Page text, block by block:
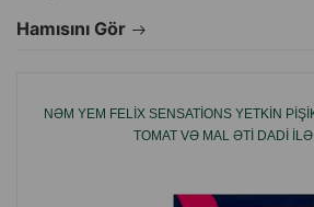
Vom Feinsten yaş qidası xüsusi
Animonda Vom Feinsten Kitten pişik
Hamısını Gör
NƏM YEM FELIX SENSATIONS YETKIN
TOMAT VƏ MAL ƏTI DADI